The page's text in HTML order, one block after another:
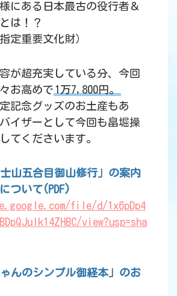
にある日本最古の役行者＆
は！？
定重要文化財）
が超充実している分、今回
お高めで 1万7,800円。
記念グッズのお土産もあ
イザーとして今回も畠堀操
てくださいます。
士山五合目御山修行」の案内
ついて(PDF)
file/d/1x6pDp4
view?usp=sha
ゃんのシンプル御経本」のお